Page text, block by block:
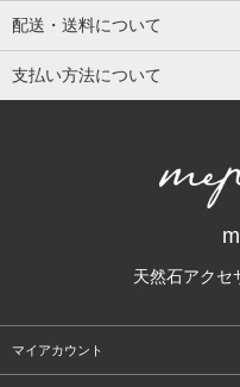
配送・送料について
支払い方法について
天然石アクセ
マイアカウント